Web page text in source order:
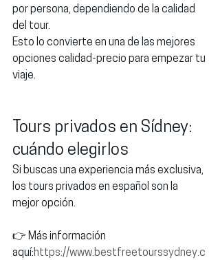
por persona, dependiendo de la calidad
del tour.
Esto lo convierte en una de las mejores
opciones calidad-precio para empezar tu
viaje.
Tours privados en Sídney:
cuándo elegirlos
Si buscas una experiencia más exclusiva,
los tours privados en español son la
mejor opción.
👉 Más información
aquí:https://www.bestfreetourssydney.c